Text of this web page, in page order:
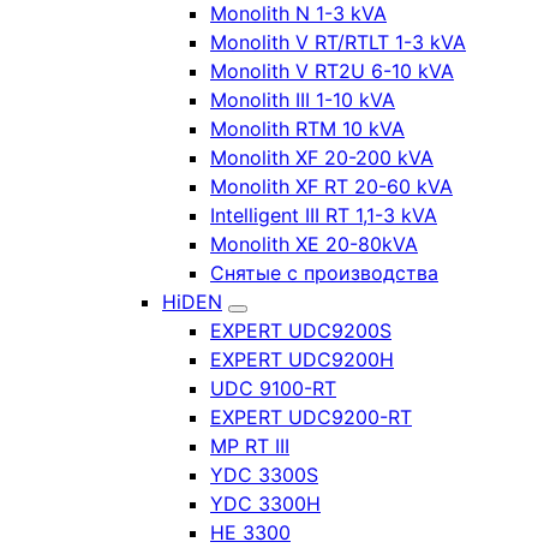
Monolith N 1-3 kVA
Monolith V RT/RTLT 1-3 kVA
Monolith V RT2U 6-10 kVA
Monolith III 1-10 kVA
Monolith RTM 10 kVA
Monolith XF 20-200 kVA
Monolith XF RT 20-60 kVA
Intelligent III RT 1,1-3 kVA
Monolith XE 20-80kVA
Снятые с производства
HiDEN
EXPERT UDC9200S
EXPERT UDC9200H
UDC 9100-RT
EXPERT UDC9200-RT
MP RT III
YDC 3300S
YDC 3300H
HE 3300